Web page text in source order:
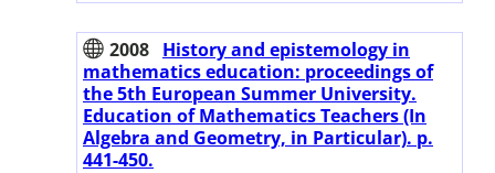
2008 History and epistemology in
mathematics education: proceedings of
the 5th European Summer University.
Education of Mathematics Teachers (In
Algebra and Geometry, in Particular). p.
441-450.